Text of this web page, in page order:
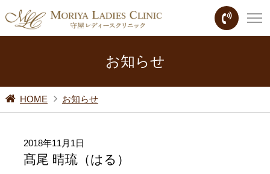
お知らせ
HOME お知らせ
2018年11月1日
髙尾 晴琉（はる）